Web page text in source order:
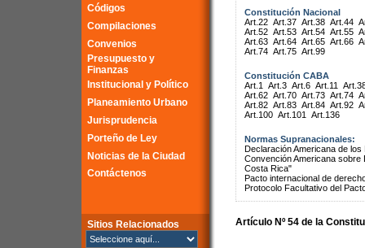
Códigos
Compilaciones
Convenios
Presupuesto y
Finanzas
Institucional y Político
Planeamiento Urbano
Jurisprudencia
Porteño de Ley
Noticias de la Ciudad
Contáctenos
Sitios Relacionados
Constitución Nacional
Art.22 Art.37 Art.38 Art.44
Art.52 Art.53 Art.54 Art.55
Art.63 Art.64 Art.65 Art.66
Art.74 Art.75 Art.99
Constitución CABA
Art.1
Art.3 Art.6 Art.11
Art.62 Art.70 Art.73 Art.74
Art.82 Art.83 Art.84 Art.92
Art.100 Art.101 Art.136
Normas Supranacionales:
Declaración Americana de
Convención Americana
Costa Rica"
Pacto internacional de
Protocolo Facultativo del
Artículo Nº 54 de la